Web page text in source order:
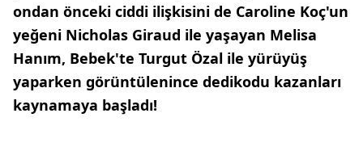
ondan önceki ciddi ilişkisini de Caroline Koç'un
yeğeni Nicholas Giraud ile yaşayan Melisa
Hanım, Bebek'te Turgut Özal ile yürüyüş
yaparken görüntülenince dedikodu kazanları
kaynamaya başladı!